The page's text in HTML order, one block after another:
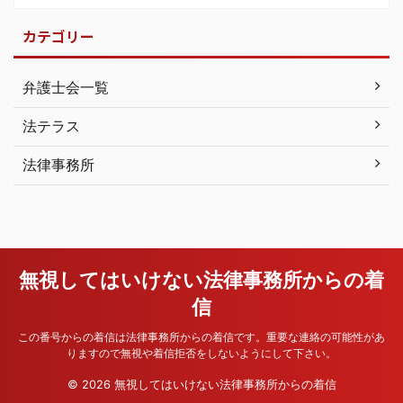
カテゴリー
弁護士会一覧
法テラス
法律事務所
無視してはいけない法律事務所からの着
信
この番号からの着信は法律事務所からの着信です。重要な連絡の可能性があ
りますので無視や着信拒否をしないようにして下さい。
© 2026 無視してはいけない法律事務所からの着信